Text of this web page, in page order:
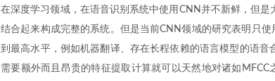
在深度学习领域，在语音识别系统中使用CNN并不新鲜，但
结合起来构成完整的系统。但是当前CNN领域的研究表明只
到最高水平，例如机器翻译、存在长程依赖的语言模型的语
需要额外而且昂贵的特征提取计算就可以天然地对诸如